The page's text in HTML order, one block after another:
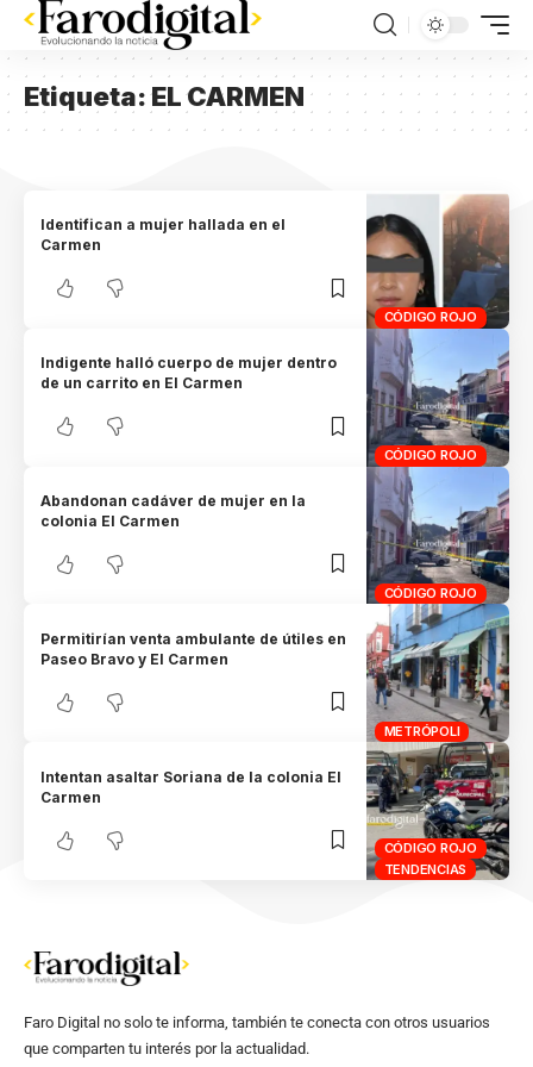
Etiqueta:EL CARMEN
CÓDIGO ROJO
Identifican a mujer hallada en el
Carmen
CÓDIGO ROJO
Indigente halló cuerpo de mujer dentro
de un carrito en El Carmen
CÓDIGO ROJO
Abandonan cadáver de mujer en la
colonia El Carmen
METRÓPOLI
Permitirían venta ambulante de útiles en
Paseo Bravo y El Carmen
CÓDIGO ROJO
TENDENCIAS
Intentan asaltar Soriana de la colonia El
Carmen
Faro Digital no solo te informa, también te conecta con otros usuarios
que comparten tu interés por la actualidad.